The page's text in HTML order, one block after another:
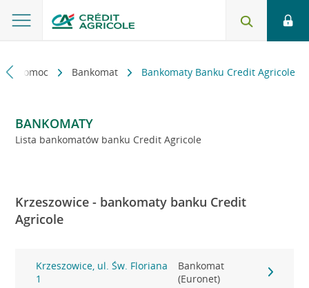
i pomoc Bankomat Bankomaty Banku Credit Agricole
BANKOMATY
Lista bankomatów banku Credit Agricole
Krzeszowice - bankomaty banku Credit
Agricole
Krzeszowice, ul. Św. Floriana
1
Bankomat
(Euronet)